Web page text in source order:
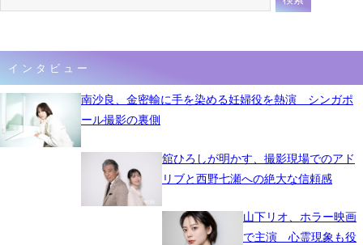
インタビュー
南沙良、金密輸に手を染める妊婦役を熱演 シンガポ
ール撮影の裏側
舘ひろしが明かす、撮影現場でのアド
リブと西野七瀬への絶大な信頼感
山下リオ、ホラー映画
で主演 心霊現象も役